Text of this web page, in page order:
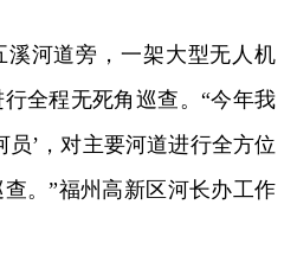
溪河道旁，一架大型无人机
全程无死角巡查。“今年我
员’，对主要河道进行全方位
。”福州高新区河长办工作